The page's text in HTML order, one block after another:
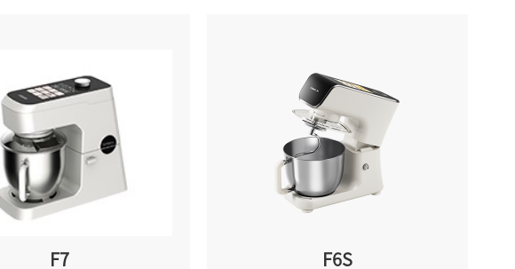
F7 F6S